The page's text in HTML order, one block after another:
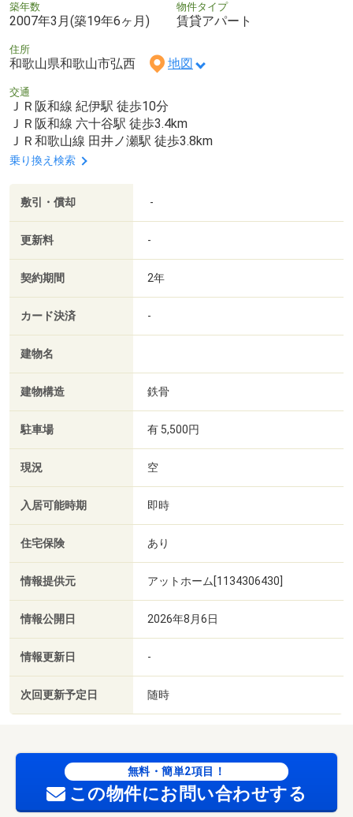
築年数
2007年3月(築19年6ヶ月)
物件タイプ
賃貸アパート
住所
和歌山県和歌山市弘西 地図
交通
ＪＲ阪和線 紀伊駅 徒歩10分
ＪＲ阪和線 六十谷駅 徒歩3.4km
ＪＲ和歌山線 田井ノ瀬駅 徒歩3.8km
乗り換え検索
敷引・償却 -
更新料 -
契約期間 2年
カード決済 -
建物名
建物構造 鉄骨
駐車場 有 5,500円
現況 空
入居可能時期 即時
住宅保険 あり
情報提供元 アットホーム[1134306430]
情報公開日 2026年8月6日
情報更新日 -
次回更新予定日 随時
無料・簡単2項目！
この物件にお問い合わせする